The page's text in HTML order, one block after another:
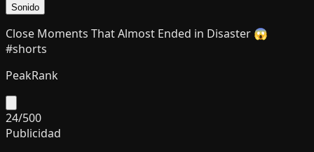
Sonido
Close Moments That Almost Ended in Disaster 😱
#shorts
PeakRank
24/500
Publicidad